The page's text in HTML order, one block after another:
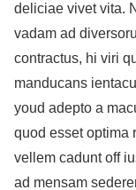
deliciae vivet vita.
vadam ad
contractus, hi viri
manducans
youd adepto a
quod esset optima
vellem cadunt off
ad mensam